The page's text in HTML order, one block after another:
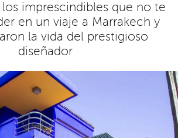
imprescindibles que no te
en un viaje a Marrakech y
la vida del prestigioso
diseñador